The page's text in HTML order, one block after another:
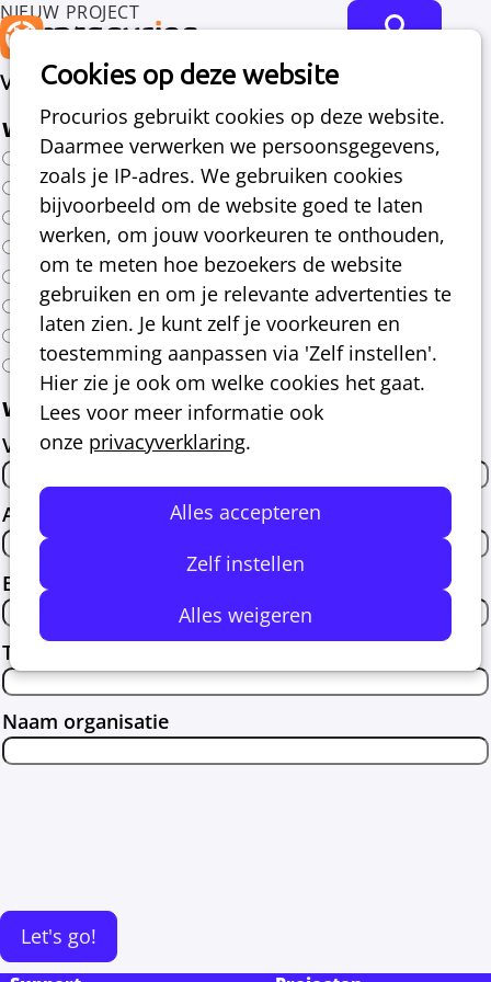
Cookies op deze website
Procurios gebruikt cookies op deze website.
Daarmee verwerken we persoonsgegevens,
zoals je IP-adres. We gebruiken cookies
bijvoorbeeld om de website goed te laten
werken, om jouw voorkeuren te onthouden,
om te meten hoe bezoekers de website
gebruiken en om je relevante advertenties te
laten zien. Je kunt zelf je voorkeuren en
toestemming aanpassen via 'Zelf instellen'.
Hier zie je ook om welke cookies het gaat.
Lees voor meer informatie ook
onze privacyverklaring.
Alles accepteren
Zelf instellen
Alles weigeren
NIEUW PROJECT
Mijn Projecten
Vraag een nieuwe offerte aan
Waarover wil je contact?
Een add-on voor consultancy of webdesign
Een gebruikerstraining
Een licentie voor een aanvullend product
Een nieuwe feature
Een nieuwe website
Een project
Een urenbudget voor de uitvoer van kleine taken
Een tijdelijke testomgeving
Wie ben jij?
Voornaam*
Achternaam
E-mailadres
Telefoonnummer
Naam organisatie
Let's go!